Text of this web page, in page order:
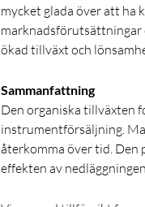
mycket glada över att ha
marknadsförutsättningar
ökad tillväxt och
Sammanfattning
Den organiska tillväxten
instrumentförsäljning.
återkomma över tid. Den
effekten av